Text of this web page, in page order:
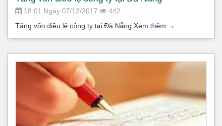
18:01 Ngày 07/12/2017
442
Tăng vốn điều lệ công ty tại Đà Nẵng Xem thêm →